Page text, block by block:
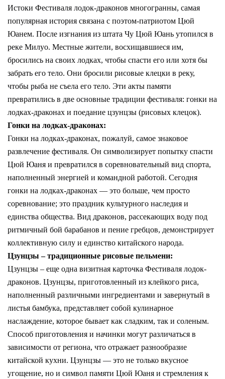
Истоки Фестиваля лодок-драконов многогранны, самая
популярная история связана с поэтом-патриотом Цюй
Юанем. После изгнания из штата Чу Цюй Юань утопился в
реке Милуо. Местные жители, восхищавшиеся им,
бросились на своих лодках, чтобы спасти его или хотя бы
забрать его тело. Они бросили рисовые клецки в реку,
чтобы рыба не съела его тело. Эти акты памяти
превратились в две основные традиции фестиваля: гонки на
лодках-драконах и поедание цзунцзы (рисовых клецок).
Гонки на лодках-драконах:
Гонки на лодках-драконах, пожалуй, самое знаковое
развлечение фестиваля. Он символизирует попытку спасти
Цюй Юаня и превратился в соревновательный вид спорта,
наполненный энергией и командной работой. Сегодня
гонки на лодках-драконах — это больше, чем просто
соревнование; это праздник культурного наследия и
единства общества. Вид драконов, рассекающих воду под
ритмичный бой барабанов и пение гребцов, демонстрирует
коллективную силу и единство китайского народа.
Цзунцзы – традиционные рисовые пельмени:
Цзунцзы – еще одна визитная карточка Фестиваля лодок-
драконов. Цзунцзы, приготовленный из клейкого риса,
наполненный различными ингредиентами и завернутый в
листья бамбука, представляет собой кулинарное
наслаждение, которое бывает как сладким, так и соленым.
Способ приготовления и начинки могут различаться в
зависимости от региона, что отражает разнообразие
китайской кухни. Цзунцзы — это не только вкусное
угощение, но и символ памяти Цюй Юаня и стремления к